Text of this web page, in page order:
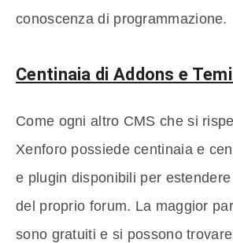
conoscenza di programmazione.
Centinaia di Addons e
Come ogni altro CMS che si
Xenforo possiede centinaia e
e plugin disponibili per
del proprio forum. La maggior
sono gratuiti e si possono